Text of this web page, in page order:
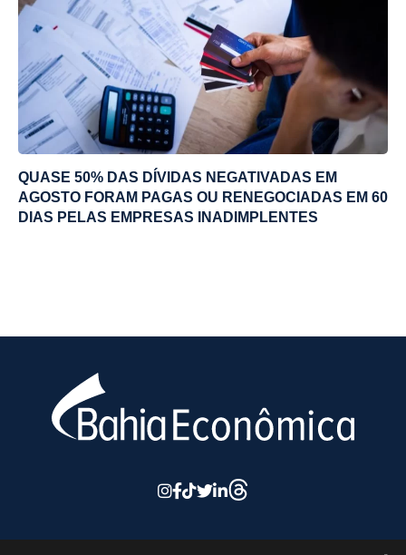
QUASE 50% DAS DÍVIDAS NEGATIVADAS EM
AGOSTO FORAM PAGAS OU RENEGOCIADAS EM 60
DIAS PELAS EMPRESAS INADIMPLENTES